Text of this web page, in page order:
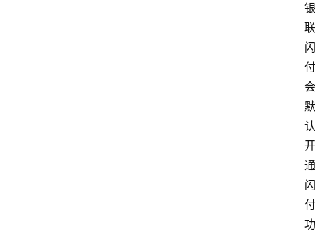
银
联
闪
付
会
默
认
开
通
闪
付
功